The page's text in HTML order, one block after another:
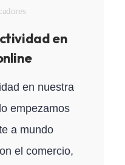
en
en nuestra
empezamos
a mundo
el comercio,